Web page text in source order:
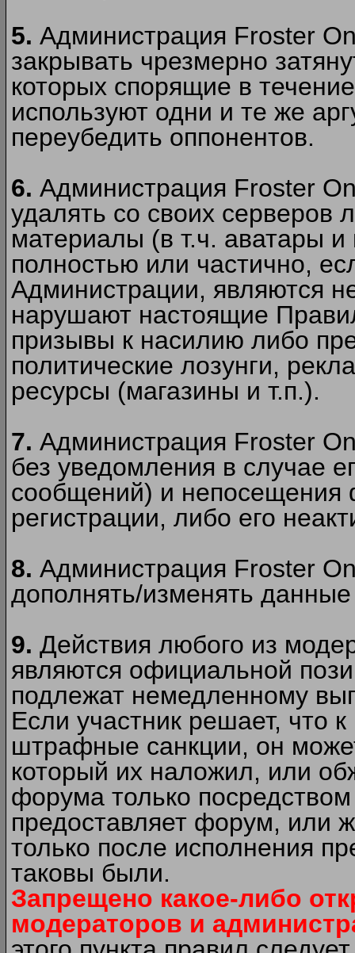
5. Администрация Froster
закрывать чрезмерно
которых спорящие в
используют одни и те же
переубедить оппонентов.
6. Администрация Froster
удалять со своих
материалы (в т.ч. аватары и
полностью или частично,
Администрации, являются
нарушают настоящие
призывы к насилию либо
политические лозунги,
ресурсы (магазины и т.п.).
7. Администрация Froster
без уведомления в случае
сообщений) и непосещения
регистрации, либо его
8. Администрация Froster
дополнять/изменять
9. Действия любого из
являются официальной
подлежат немедленному
Если участник решает, что
штрафные санкции, он
который их наложил, или
форума только
предоставляет форум, или
только после исполнения
таковы были.
Запрещено какое-либо
модераторов и